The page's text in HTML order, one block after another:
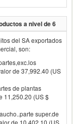
a nivel de 6
del SA exportados
son:
de 37,992.40 (US
de plantas
11,250.20 (US $
super.de
de 10,402.10 (US